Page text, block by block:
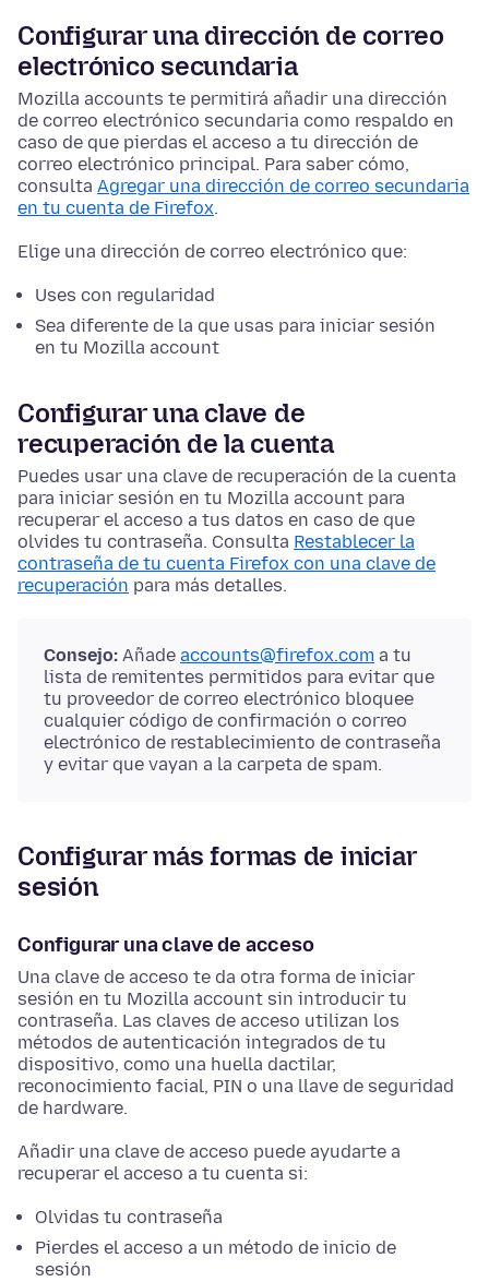
Configurar una dirección de correo
electrónico secundaria
Mozilla accounts te permitirá añadir una dirección
de correo electrónico secundaria como respaldo en
caso de que pierdas el acceso a tu dirección de
correo electrónico principal. Para saber cómo,
consulta Agregar una dirección de correo secundaria
en tu cuenta de Firefox.
Elige una dirección de correo electrónico que:
Uses con regularidad
Sea diferente de la que usas para iniciar sesión
en tu Mozilla account
Configurar una clave de
recuperación de la cuenta
Puedes usar una clave de recuperación de la cuenta
para iniciar sesión en tu Mozilla account para
recuperar el acceso a tus datos en caso de que
olvides tu contraseña. Consulta Restablecer la
contraseña de tu cuenta Firefox con una clave de
recuperación para más detalles.
Consejo: Añade accounts@firefox.com a tu
lista de remitentes permitidos para evitar que
tu proveedor de correo electrónico bloquee
cualquier código de confirmación o correo
electrónico de restablecimiento de contraseña
y evitar que vayan a la carpeta de spam.
Configurar más formas de iniciar
sesión
Configurar una clave de acceso
Una clave de acceso te da otra forma de iniciar
sesión en tu Mozilla account sin introducir tu
contraseña. Las claves de acceso utilizan los
métodos de autenticación integrados de tu
dispositivo, como una huella dactilar,
reconocimiento facial, PIN o una llave de seguridad
de hardware.
Añadir una clave de acceso puede ayudarte a
recuperar el acceso a tu cuenta si:
Olvidas tu contraseña
Pierdes el acceso a un método de inicio de
sesión